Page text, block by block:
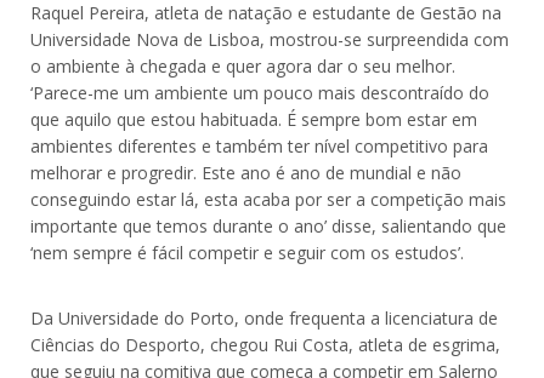
Raquel Pereira, atleta de natação e estudante de Gestão na
Universidade Nova de Lisboa, mostrou-se surpreendida com
o ambiente à chegada e quer agora dar o seu melhor.
‘Parece-me um ambiente um pouco mais descontraído do
que aquilo que estou habituada. É sempre bom estar em
ambientes diferentes e também ter nível competitivo para
melhorar e progredir. Este ano é ano de mundial e não
conseguindo estar lá, esta acaba por ser a competição mais
importante que temos durante o ano’ disse, salientando que
‘nem sempre é fácil competir e seguir com os estudos’.
Da Universidade do Porto, onde frequenta a licenciatura de
Ciências do Desporto, chegou Rui Costa, atleta de esgrima,
que seguiu na comitiva que começa a competir em Salerno